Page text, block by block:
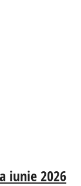
iunie 2026